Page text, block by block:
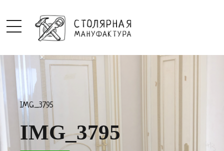
IMG_3795
IMG_3795